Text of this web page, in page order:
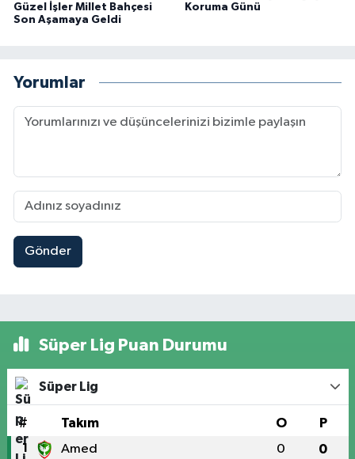
Güzel İşler Millet Bahçesi
Son Aşamaya Geldi
Koruma Günü
Yorumlar
Gönder
Süper Lig Puan Durumu
Süper Lig
# Takım O P
1 Amed 0 0